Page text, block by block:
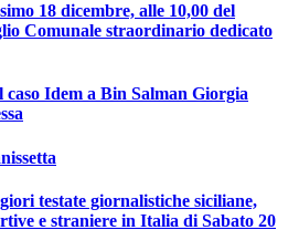
18 dicembre, alle 10,00 del
Comunale straordinario dedicato
caso Idem a Bin Salman Giorgia
testate giornalistiche siciliane,
e straniere in Italia di Sabato 20